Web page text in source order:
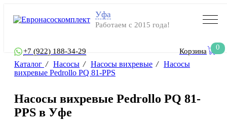
Уфа
Работаем с 2015 года!
+7 (922) 188-34-29 Корзина
0
Каталог / Насосы / Насосы вихревые / Насосы
вихревые Pedrollo PQ 81-PPS
Насосы вихревые Pedrollo PQ 81-
PPS в Уфе